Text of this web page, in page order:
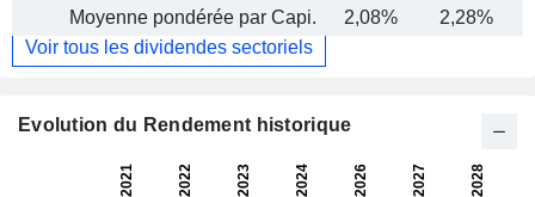
Moyenne pondérée par Capi.
2,08% 2,28%
Voir tous les dividendes sectoriels
Evolution du Rendement historique